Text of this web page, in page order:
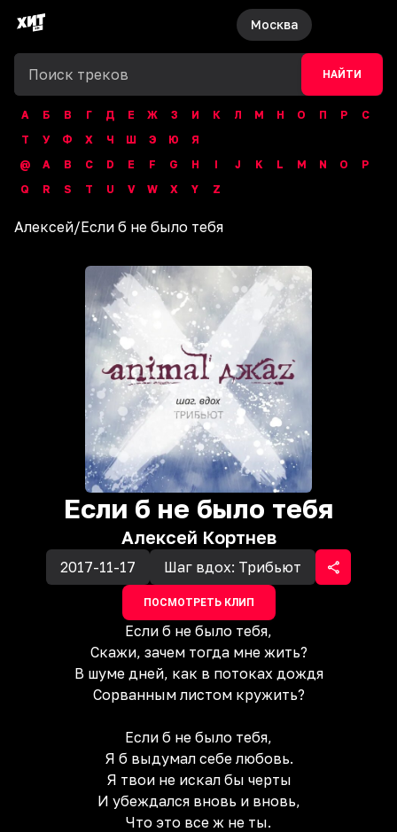
Москва
НАЙТИ
А Б В Г Д Е Ж З И К Л М Н О П Р
С
Т
У Ф Х Ч Ш Э Ю
Я
@
A B C D E F G H I J K L M N O
P
Q
R S T U V W X Y Z
Алексей/Если б не было тебя
Если б не было тебя
Алексей Кортнев
2017-11-17 Шаг вдох: Трибьют
ПОСМОТРЕТЬ КЛИП
Если б не было тебя,
Скажи, зачем тогда мне жить?
В шуме дней, как в потоках дождя
Сорванным листом кружить?
Если б не было тебя,
Я б выдумал себе любовь.
Я твои не искал бы черты
И убеждался вновь и вновь,
Что это все ж не ты.